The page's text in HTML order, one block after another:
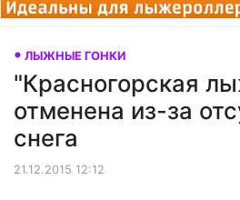
ЛЫЖНЫЕ ГОНКИ
"Красногорская
отменена из-за
снега
21.12.2015 12:12